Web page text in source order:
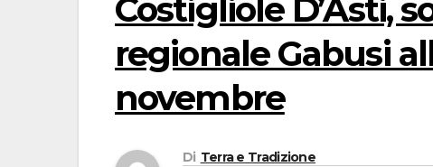
Costigliole D’Asti,
regionale Gabusi
novembre
Di Terra e Tradizione